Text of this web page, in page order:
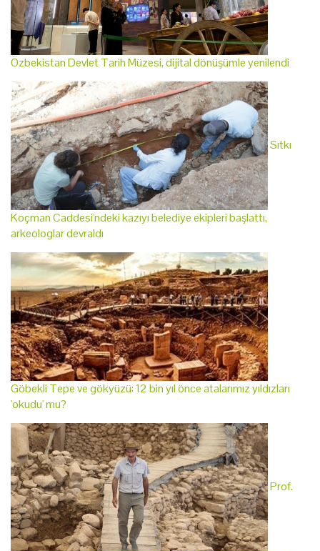
Özbekistan Devlet Tarih Müzesi, dijital dönüşümle yenilendi
Sıtkı
Koçman Caddesi'ndeki kazıyı belediye ekipleri başlattı,
arkeologlar devraldı
Göbekli Tepe ve gökyüzü: 12 bin yıl önce atalarımız yıldızları
'okudu' mu?
Prof.